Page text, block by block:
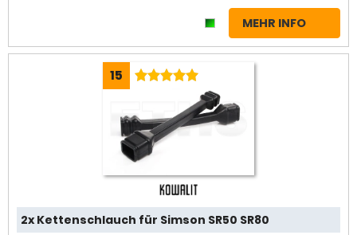
MEHR INFO
15
2x Kettenschlauch für Simson SR50 SR80